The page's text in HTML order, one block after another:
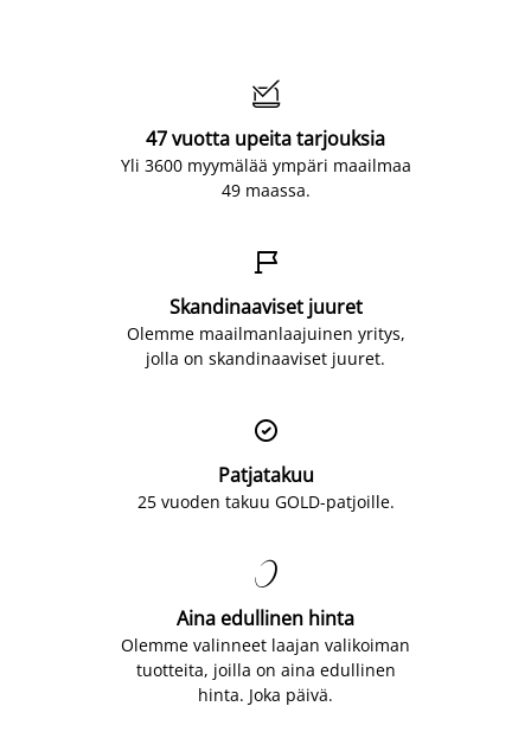

47 vuotta upeita tarjouksia
Yli 3600 myymälää ympäri maailmaa
49 maassa.

Skandinaaviset juuret
Olemme maailmanlaajuinen yritys,
jolla on skandinaaviset juuret.

Patjatakuu
25 vuoden takuu GOLD-patjoille.

Aina edullinen hinta
Olemme valinneet laajan valikoiman
tuotteita, joilla on aina edullinen
hinta. Joka päivä.